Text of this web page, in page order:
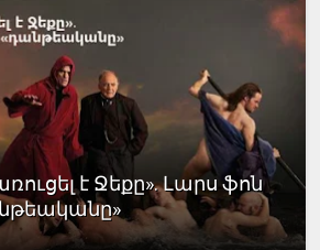
է Ջեքը». Լարս ֆոն